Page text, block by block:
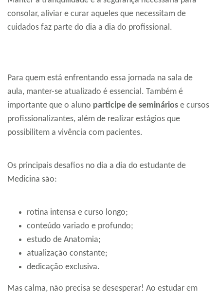
consolar, aliviar e curar aqueles que necessitam de
cuidados faz parte do dia a dia do profissional.
Para quem está enfrentando essa jornada na sala de
aula, manter-se atualizado é essencial. Também é
importante que o aluno participe de seminários e cursos
profissionalizantes, além de realizar estágios que
possibilitem a vivência com pacientes.
Os principais desafios no dia a dia do estudante de
Medicina são:
rotina intensa e curso longo;
conteúdo variado e profundo;
estudo de Anatomia;
atualização constante;
dedicação exclusiva.
Mas calma, não precisa se desesperar! Ao estudar em